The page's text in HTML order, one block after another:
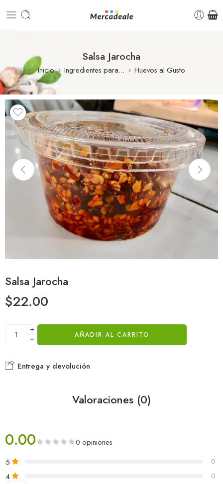
Salsa Jarocha
Inicio Ingredientes para... Huevos al Gusto
Salsa Jarocha
$22.00
AÑADIR AL CARRITO
Entrega y devolución
Valoraciones (0)
0.00 0 opiniones
5 0
4 0